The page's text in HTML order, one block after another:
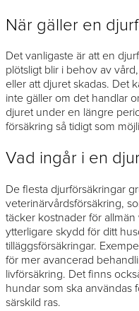
När gäller en
Det vanligaste är att en
plötsligt blir i behov av
eller att djuret skadas. Det
inte gäller om det handlar
djuret under en längre
försäkring så tidigt som
Vad ingår i en
De flesta djurförsäkringar
veterinärvårdsförsäkring,
täcker kostnader för
ytterligare skydd för ditt
tilläggsförsäkringar.
för mer avancerad
livförsäkring. Det finns
hundar som ska användas
särskild ras.